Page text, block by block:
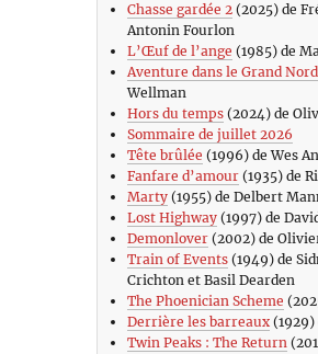
Chasse gardée 2(2025) de
Antonin Fourlon
L’Œuf de l’ange (1985) de
Aventure dans le Grand Nord
Wellman
Hors du temps(2024) de
Sommaire de juillet 2026
Tête brûlée (1996) de Wes
Fanfare d’amour(1935) de
Marty(1955) de Delbert
Lost Highway(1997) de
Demonlover(2002) de
Train of Events(1949) de
Crichton et Basil Dearden
The Phoenician Scheme
Derrière les barreaux(1929)
Twin Peaks : The Return